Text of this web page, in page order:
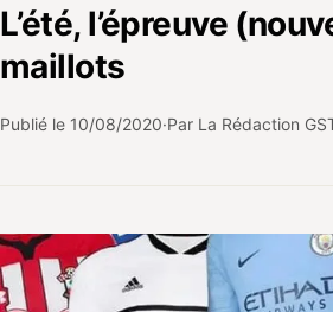
L’été, l’épreuve
maillots
Publié le 10/08/2020 Par La Rédaction